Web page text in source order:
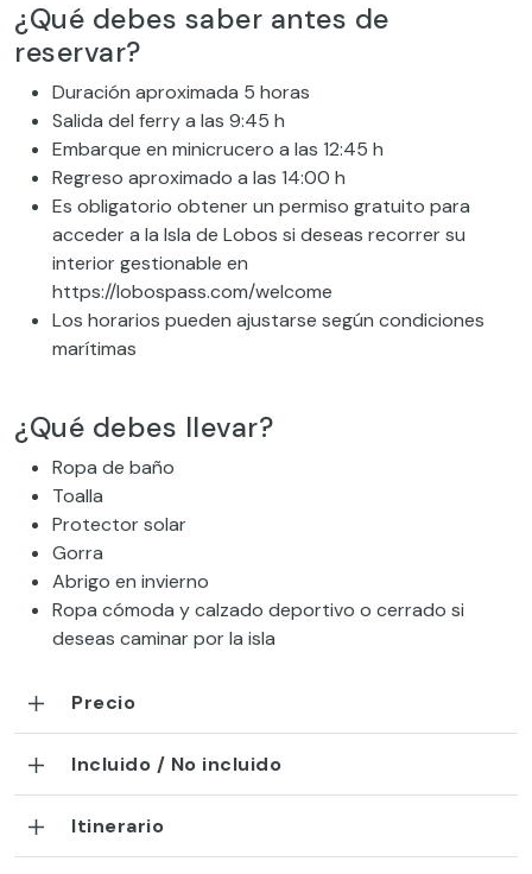
¿Qué debes saber antes de
reservar?
Duración aproximada 5 horas
Salida del ferry a las 9:45 h
Embarque en minicrucero a las 12:45 h
Regreso aproximado a las 14:00 h
Es obligatorio obtener un permiso gratuito para
acceder a la Isla de Lobos si deseas recorrer su
interior gestionable en
https://lobospass.com/welcome
Los horarios pueden ajustarse según condiciones
marítimas
¿Qué debes llevar?
Ropa de baño
Toalla
Protector solar
Gorra
Abrigo en invierno
Ropa cómoda y calzado deportivo o cerrado si
deseas caminar por la isla
Precio
Incluido / No incluido
Itinerario